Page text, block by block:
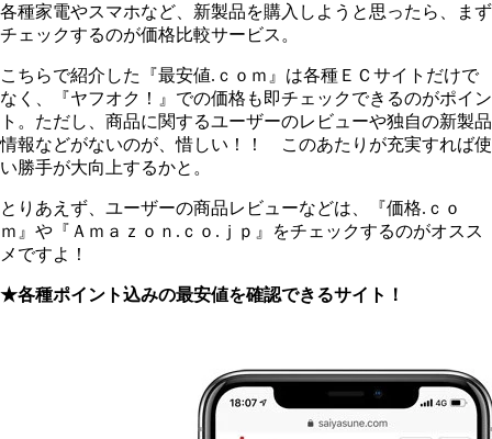
各種家電やスマホなど、新製品を購入しようと思ったら、まず
チェックするのが価格比較サービス。
こちらで紹介した『最安値.ｃｏｍ』は各種ＥＣサイトだけで
なく、『ヤフオク！』での価格も即チェックできるのがポイン
ト。ただし、商品に関するユーザーのレビューや独自の新製品
情報などがないのが、惜しい！！ このあたりが充実すれば使
い勝手が大向上するかと。
とりあえず、ユーザーの商品レビューなどは、『価格.ｃｏ
ｍ』や『Ａｍａｚｏｎ.ｃｏ.ｊｐ』をチェックするのがオスス
メですよ！
★各種ポイント込みの最安値を確認できるサイト！